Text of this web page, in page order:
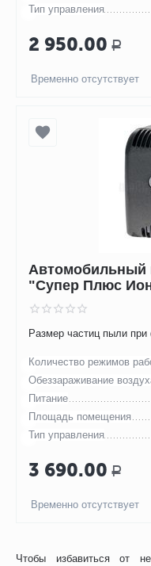
Чтобы избавиться от
Тип управления
2 950.00 Р
Временно отсутствует
Автомобильный
"Супер Плюс
Размер частиц пыли
Количество режимов
Обеззараживание
Питание
Площадь помещения
Тип управления
3 690.00 Р
Временно отсутствует